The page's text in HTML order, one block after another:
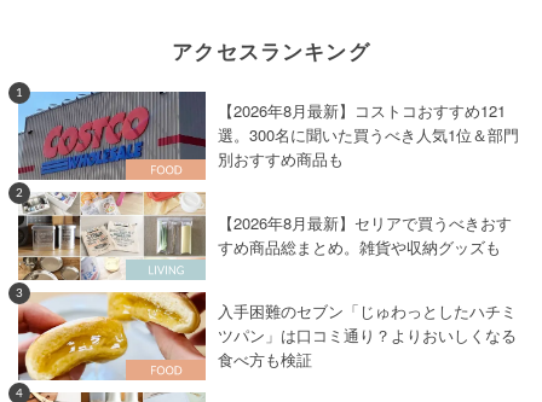
アクセスランキング
1
【2026年8月最新】コストコおすすめ121
選。300名に聞いた買うべき人気1位＆部門
別おすすめ商品も
2
【2026年8月最新】セリアで買うべきおす
すめ商品総まとめ。雑貨や収納グッズも
3
入手困難のセブン「じゅわっとしたハチミ
ツパン」は口コミ通り？よりおいしくなる
食べ方も検証
4